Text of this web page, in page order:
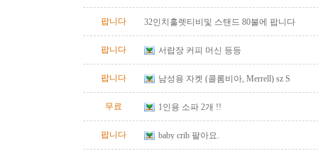
팝니다 32인치훌렛티비및 스탠드 80불에 팝니다
팝니다 서랍장 커피 머신 등등
팝니다 남성용 자켓 (콜롬비아, Merrell) sz S
무료 1인용 소파 2개 !!
팝니다 baby crib 팔아요.